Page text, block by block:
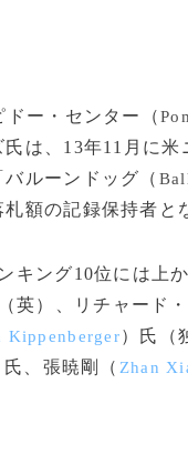
ー・センター（
は、13年11月に
ルーンドッグ（
額の記録保持者と
ング10位には上
英）、リチャード
Kippenberger）氏（
氏、張暁剛（ Zhan